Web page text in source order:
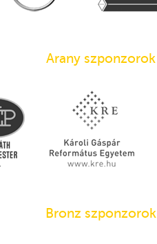
Arany szponzorok
Bronz szponzorok